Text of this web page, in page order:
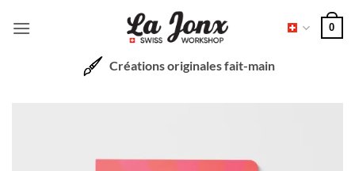
0
Créations originales fait-main